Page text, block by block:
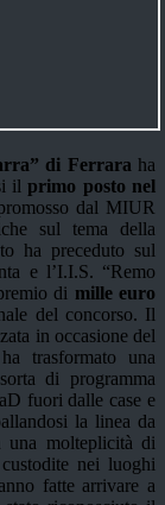
di Ferrara ha
ilprimo posto nel
dal MIUR
sul tema della
ha preceduto sul
e l’I.I.S. “Remo
di mille euro
del concorso. Il
in occasione del
trasformato una
di programma
fuori dalle case e
la linea da
molteplicità di
nei luoghi
fatte arrivare a